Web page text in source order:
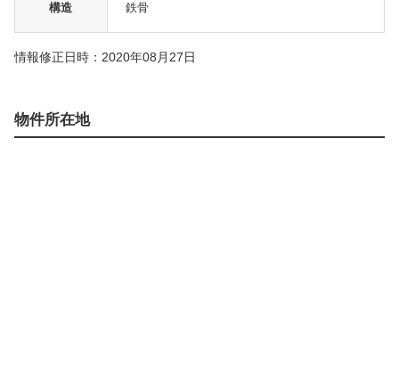
構造 鉄骨
情報修正日時：2020年08月27日
物件所在地